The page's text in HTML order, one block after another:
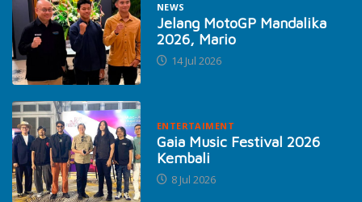
NEWS
Jelang MotoGP Mandalika
2026, Mario
14 Jul 2026
ENTERTAIMENT
Gaia Music Festival 2026
Kembali
8 Jul 2026